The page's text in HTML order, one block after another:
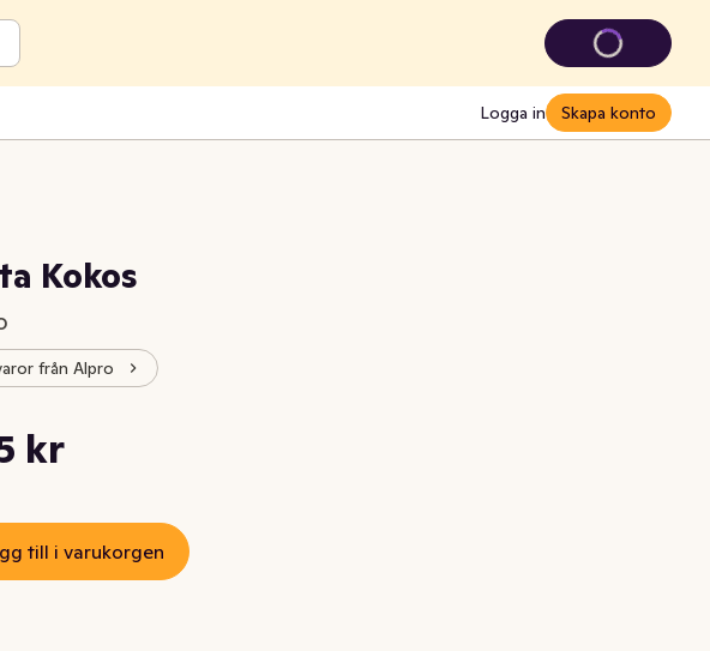
Logga in Skapa konto
Kokos
från Alpro
pris är: 24,95 kr
krkr /l
till i varukorgen